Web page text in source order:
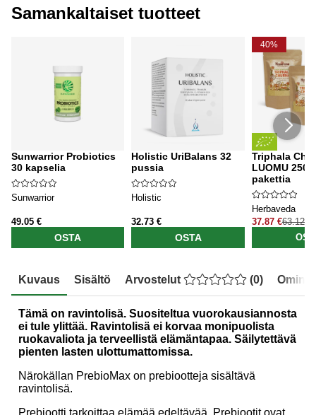
Samankaltaiset tuotteet
Sunwarrior Probiotics
30 kapselia
Sunwarrior
49.05 €
OSTA
Holistic UriBalans 32
pussia
Holistic
32.73 €
OSTA
40%
Triphala
LUOMU
pakettia
Herbaveda
37.87 €63.12 €
Kuvaus Sisältö Arvostelut (0)
Tämä on ravintolisä. Suositeltua vuorokausiannosta
ei tule ylittää. Ravintolisä ei korvaa monipuolista
ruokavaliota ja terveellistä elämäntapaa. Säilytettävä
pienten lasten ulottumattomissa.
Närokällan PrebioMax on prebiootteja sisältävä
ravintolisä.
Prebiootti tarkoittaa elämää edeltävää. Prebiootit ovat